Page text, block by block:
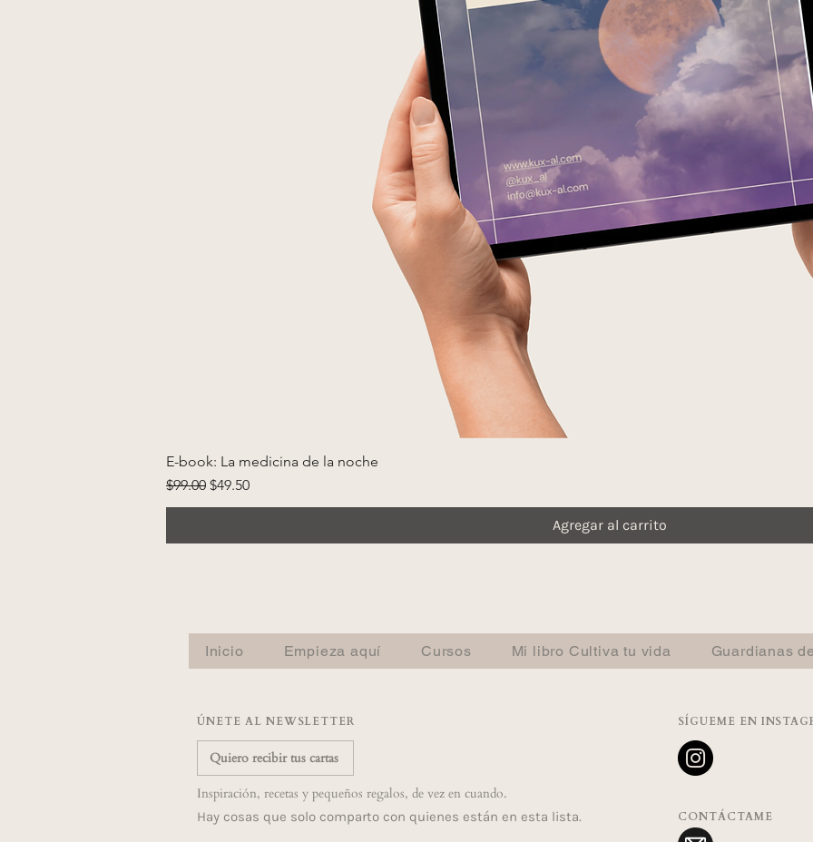
E-book: La medicina de la noche
Precio
$99.00 Precio de oferta
$49.50
Agregar al carrito
Inicio Empieza aquí Cursos Mi libro Cultiva tu vida Guardianas
ÚNETE AL NEWSLETTER
Quiero recibir tus cartas
SÍGUEME EN
Inspiración, recetas y pequeños regalos, de vez en cuando.
Hay cosas que solo comparto con quienes están en esta lista. CONTÁCTAME